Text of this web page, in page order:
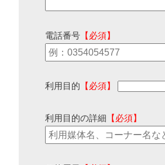
電話番号 【必須】
利用目的 【必須】
利用目的の詳細 【必須】